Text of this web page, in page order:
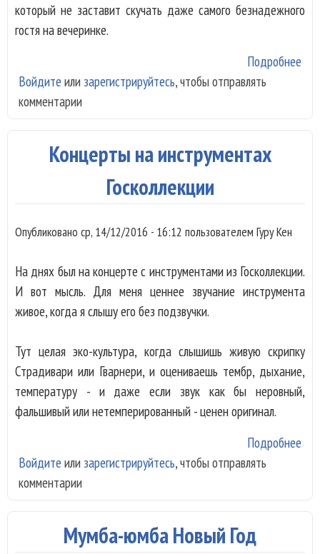
который не заставит скучать даже самого безнадежного
гостя на вечеринке.
Подробнее
Войдите или зарегистрируйтесь, чтобы отправлять
комментарии
Концерты на инструментах
Госколлекции
Опубликовано ср, 14/12/2016 - 16:12 пользователем Гуру Кен
На днях был на концерте с инструментами из Госколлекции.
И вот мысль. Для меня ценнее звучание инструмента
живое, когда я слышу его без подзвучки.
Тут целая эко-культура, когда слышишь живую скрипку
Страдивари или Гварнери, и оцениваешь тембр, дыхание,
температуру - и даже если звук как бы неровный,
фальшивый или нетемперированный - ценен оригинал.
Подробнее
Войдите или зарегистрируйтесь, чтобы отправлять
комментарии
Мумба-юмба Новый Год